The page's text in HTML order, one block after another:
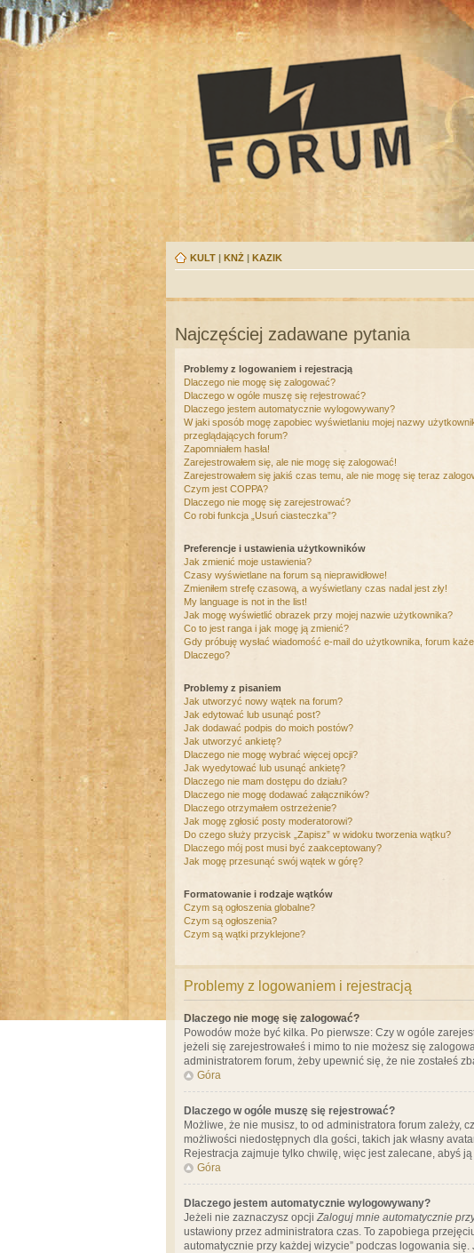
KULT | KNŻ | KAZIK
Najczęściej zadawane pytania
Problemy z logowaniem i rejestracją
Dlaczego nie mogę się zalogować?
Dlaczego w ogóle muszę się rejestrować?
Dlaczego jestem automatycznie wylogowywany?
W jaki sposób mogę zapobiec wyświetlaniu mojej nazwy
przeglądających forum?
Zapomniałem hasła!
Zarejestrowałem się, ale nie mogę się zalogować!
Zarejestrowałem się jakiś czas temu, ale nie mogę się teraz
Czym jest COPPA?
Dlaczego nie mogę się zarejestrować?
Co robi funkcja „Usuń ciasteczka”?
Preferencje i ustawienia użytkowników
Jak zmienić moje ustawienia?
Czasy wyświetlane na forum są nieprawidłowe!
Zmieniłem strefę czasową, a wyświetlany czas nadal jest zły!
My language is not in the list!
Jak mogę wyświetlić obrazek przy mojej nazwie użytkownika?
Co to jest ranga i jak mogę ją zmienić?
Gdy próbuję wysłać wiadomość e-mail do użytkownika, forum
Dlaczego?
Problemy z pisaniem
Jak utworzyć nowy wątek na forum?
Jak edytować lub usunąć post?
Jak dodawać podpis do moich postów?
Jak utworzyć ankietę?
Dlaczego nie mogę wybrać więcej opcji?
Jak wyedytować lub usunąć ankietę?
Dlaczego nie mam dostępu do działu?
Dlaczego nie mogę dodawać załączników?
Dlaczego otrzymałem ostrzeżenie?
Jak mogę zgłosić posty moderatorowi?
Do czego służy przycisk „Zapisz” w widoku tworzenia wątku?
Dlaczego mój post musi być zaakceptowany?
Jak mogę przesunąć swój wątek w górę?
Formatowanie i rodzaje wątków
Czym są ogłoszenia globalne?
Czym są ogłoszenia?
Czym są wątki przyklejone?
Problemy z logowaniem i rejestracją
Dlaczego nie mogę się zalogować?
Powodów może być kilka. Po pierwsze: Czy w ogóle
jeżeli się zarejestrowałeś i mimo to nie możesz się
administratorem forum, żeby upewnić się, że nie zostałeś
Góra
Dlaczego w ogóle muszę się rejestrować?
Możliwe, że nie musisz, to od administratora forum zależy,
możliwości niedostępnych dla gości, takich jak własny
Rejestracja zajmuje tylko chwilę, więc jest zalecane, abyś ją
Góra
Dlaczego jestem automatycznie wylogowywany?
Jeżeli nie zaznaczysz opcji Zaloguj mnie automatycznie
ustawiony przez administratora czas. To zapobiega
automatycznie przy każdej wizycie” podczas logowania